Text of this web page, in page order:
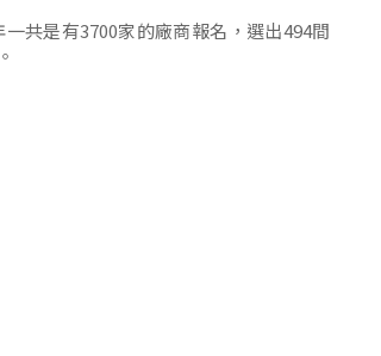
共是有3700家的廠商報名，選出494間